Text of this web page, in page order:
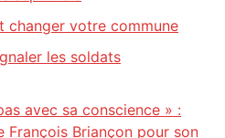
votre commune
les soldats
avec sa conscience » :
François Briançon pour son